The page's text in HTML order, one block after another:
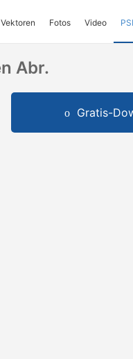
Vektoren Fotos Video
Abr.
Gratis-